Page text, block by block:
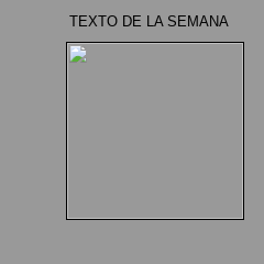
TEXTO DE LA SEMANA